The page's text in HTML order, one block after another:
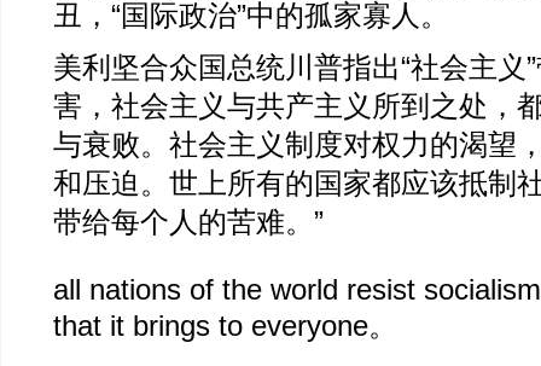
丑，“国际政治”中的孤家寡人。
美利坚合众国总统川普指出“社会主义
害，社会主义与共产主义所到之处，
与衰败。社会主义制度对权力的渴望
和压迫。世上所有的国家都应该抵制
带给每个人的苦难。”
all nations of the world resist
that it brings to everyone。